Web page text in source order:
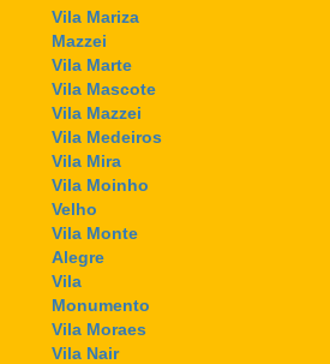
Vila Mariza
Mazzei
Vila Marte
Vila Mascote
Vila Mazzei
Vila Medeiros
Vila Mira
Vila Moinho
Velho
Vila Monte
Alegre
Vila
Monumento
Vila Moraes
Vila Nair